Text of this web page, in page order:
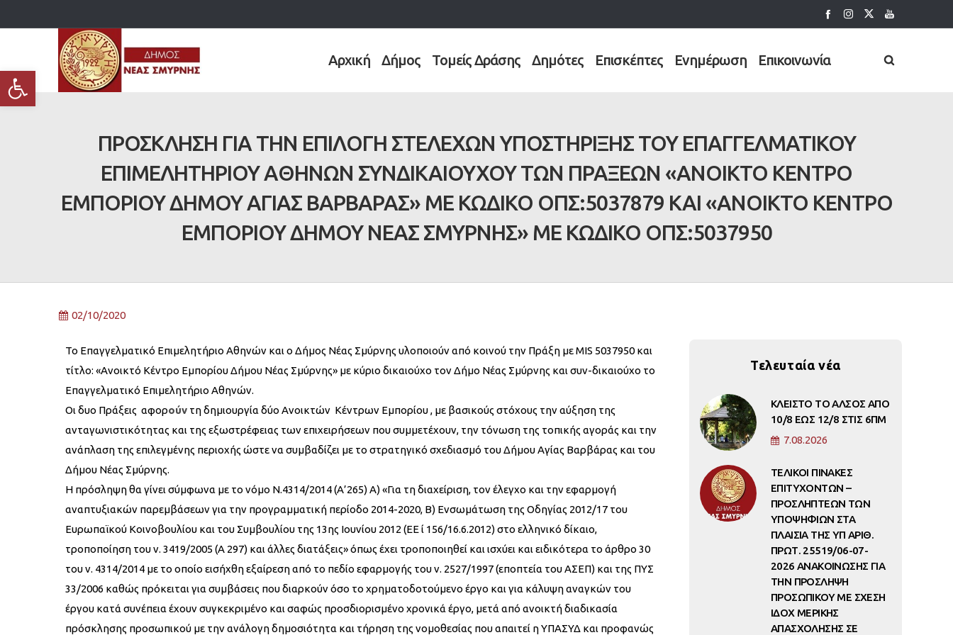
Ανοίξτε τη γραμμή εργαλείων
Αρχική Δήμος Τομείς Δράσης Δημότες Επισκέπτες Ενημέρωση Επικοινωνία
ΠΡΟΣΚΛΗΣΗ ΓΙΑ ΤΗΝ ΕΠΙΛΟΓΗ ΣΤΕΛΕΧΩΝ ΥΠΟΣΤΗΡΙΞΗΣ ΤΟΥ ΕΠΑΓΓΕΛΜΑΤΙΚΟΥ
ΕΠΙΜΕΛΗΤΗΡΙΟΥ ΑΘΗΝΩΝ ΣΥΝΔΙΚΑΙΟΥΧΟΥ ΤΩΝ ΠΡΑΞΕΩΝ «ΑΝΟΙΚΤΟ ΚΕΝΤΡΟ
ΕΜΠΟΡΙΟΥ ΔΗΜΟΥ ΑΓΙΑΣ ΒΑΡΒΑΡΑΣ» ΜΕ ΚΩΔΙΚΟ ΟΠΣ:5037879 ΚΑΙ «ΑΝΟΙΚΤΟ ΚΕΝΤΡΟ
ΕΜΠΟΡΙΟΥ ΔΗΜΟΥ ΝΕΑΣ ΣΜΥΡΝΗΣ» ΜΕ ΚΩΔΙΚΟ ΟΠΣ:5037950
02/10/2020
Το Επαγγελματικό Επιμελητήριο Αθηνών και ο Δήμος Νέας Σμύρνης υλοποιούν από κοινού την Πράξη με MIS 5037950 και
τίτλο: «Ανοικτό Κέντρο Εμπορίου Δήμου Νέας Σμύρνης» με κύριο δικαιούχο τον Δήμο Νέας Σμύρνης και συν-δικαιούχο το
Επαγγελματικό Επιμελητήριο Αθηνών.
Οι δυο Πράξεις αφορούν τη δημιουργία δύο Ανοικτών Κέντρων Εμπορίου , με βασικούς στόχους την αύξηση της
ανταγωνιστικότητας και της εξωστρέφειας των επιχειρήσεων που συμμετέχουν, την τόνωση της τοπικής αγοράς και την
ανάπλαση της επιλεγμένης περιοχής ώστε να συμβαδίζει με το στρατηγικό σχεδιασμό του Δήμου Αγίας Βαρβάρας και του
Δήμου Νέας Σμύρνης.
Η πρόσληψη θα γίνει σύμφωνα με το νόμο Ν.4314/2014 (Α’265) Α) «Για τη διαχείριση, τον έλεγχο και την εφαρμογή
αναπτυξιακών παρεμβάσεων για την προγραμματική περίοδο 2014-2020, Β) Ενσωμάτωση της Οδηγίας 2012/17 του
Ευρωπαϊκού Κοινοβουλίου και του Συμβουλίου της 13ης Ιουνίου 2012 (ΕΕ ί 156/16.6.2012) στο ελληνικό δίκαιο,
τροποποίηση του ν. 3419/2005 (Α 297) και άλλες διατάξεις» όπως έχει τροποποιηθεί και ισχύει και ειδικότερα το άρθρο 30
του ν. 4314/2014 με το οποίο εισήχθη εξαίρεση από το πεδίο εφαρμογής του ν. 2527/1997 (εποπτεία του ΑΣΕΠ) και της ΠΥΣ
33/2006 καθώς πρόκειται για συμβάσεις που διαρκούν όσο το χρηματοδοτούμενο έργο και για κάλυψη αναγκών του
έργου κατά συνέπεια έχουν συγκεκριμένο και σαφώς προσδιορισμένο χρονικά έργο, μετά από ανοικτή διαδικασία
πρόσκλησης προσωπικού με την ανάλογη δημοσιότητα και τήρηση της νομοθεσίας που απαιτεί η ΥΠΑΣΥΔ και προφανώς
Τελευταία νέα
ΚΛΕΙΣΤΟ ΤΟ ΑΛΣΟΣ ΑΠΟ
10/8 ΕΩΣ 12/8 ΣΤΙΣ 6ΠΜ
7.08.2026
ΤΕΛΙΚΟΙ ΠΙΝΑΚΕΣ
ΕΠΙΤΥΧΟΝΤΩΝ –
ΠΡΟΣΛΗΠΤΕΩΝ ΤΩΝ
ΥΠΟΨΗΦΙΩΝ ΣΤΑ
ΠΛΑΙΣΙΑ ΤΗΣ ΥΠ ΑΡΙΘ.
ΠΡΩΤ. 25519/06-07-
2026 ΑΝΑΚΟΙΝΩΣΗΣ ΓΙΑ
ΤΗΝ ΠΡΟΣΛΗΨΗ
ΠΡΟΣΩΠΙΚΟΥ ΜΕ ΣΧΕΣΗ
ΙΔΟΧ ΜΕΡΙΚΗΣ
ΑΠΑΣΧΟΛΗΣΗΣ ΣΕ